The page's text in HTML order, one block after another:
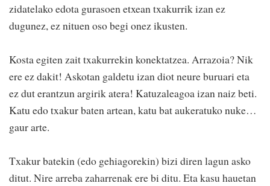
zidatelako edota gurasoen etxean txakurrik izan ez
dugunez, ez nituen oso begi onez ikusten.
Kosta egiten zait txakurrekin konektatzea. Arrazoia? Nik
ere ez dakit! Askotan galdetu izan diot neure buruari eta
ez dut erantzun argirik atera! Katuzaleagoa izan naiz beti.
Katu edo txakur baten artean, katu bat aukeratuko nuke…
gaur arte.
Txakur batekin (edo gehiagorekin) bizi diren lagun asko
ditut. Nire arreba zaharrenak ere bi ditu. Eta kasu hauetan